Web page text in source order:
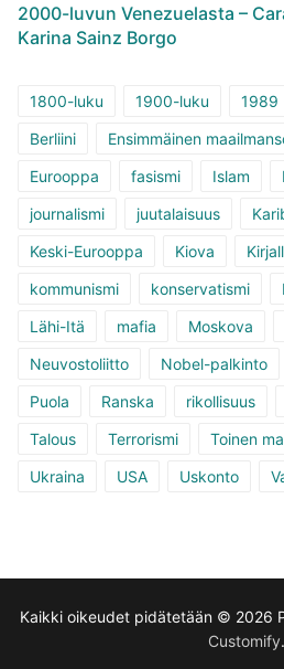
2000-luvun Venezuelasta –
Karina Sainz Borgo
1800-luku 1900-luku 1989
Berliini
Ensimmäinen
Eurooppa
fasismi Islam
journalismi
juutalaisuus
Keski-Eurooppa
Kiova
kommunismi
konservatismi
Lähi-Itä
mafia Moskova
Neuvostoliitto
Nobel-palkinto
Puola
Ranska rikollisuus
Talous
Terrorismi Toinen
Ukraina
USA Uskonto
Kaikki oikeudet pidätetään © 2026
Customify.